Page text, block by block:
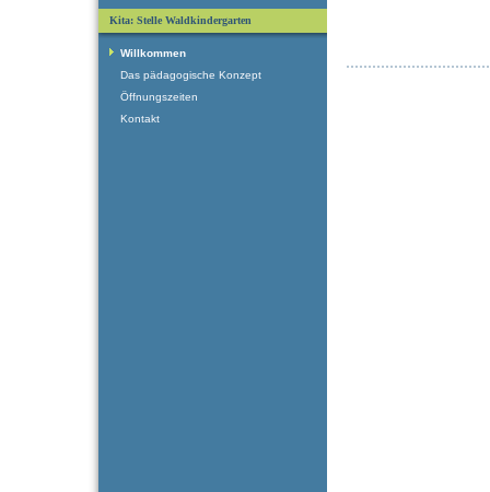
Kita: Stelle Waldkindergarten
Willkommen
Das pädagogische Konzept
Öffnungszeiten
Kontakt